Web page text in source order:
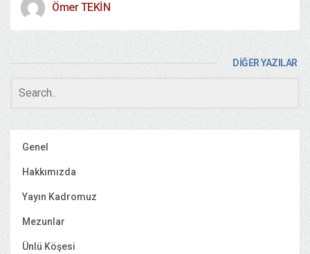
Ömer TEKİN
DİĞER YAZILAR
Genel
Hakkımızda
Yayın Kadromuz
Mezunlar
Ünlü Köşesi